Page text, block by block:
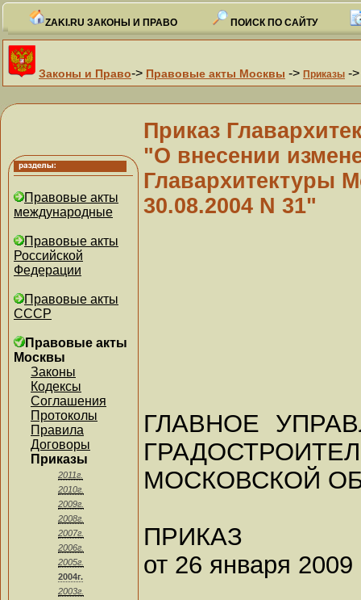
ZAKI.RU ЗАКОНЫ И ПРАВО ПОИСК ПО САЙТУ
Законы и Право-> Правовые акты Москвы -> Приказы -
Правовые акты
международные
Правовые акты
Российской
Федерации
Правовые акты
СССР
Правовые акты
Москвы
Законы
Кодексы
Соглашения
Протоколы
Правила
Договоры
Приказы
2011г.
2010г.
2009г.
2008г.
2007г.
2006г.
2005г.
2004г.
2003г.
Приказ
"О внесении
Главархитектуры
30.08.2004 N 31"
ГЛАВНОЕ
МОСКОВСКОЙ
ПРИКАЗ
от 26 января 2009